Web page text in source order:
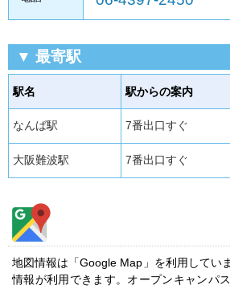
▼ 最寄駅
駅名 駅からの案内
なんば駅 7番出口すぐ
大阪難波駅 7番出口すぐ
地図情報は「Google Map」を利用してい
情報が利用できます。オープンキャンパ